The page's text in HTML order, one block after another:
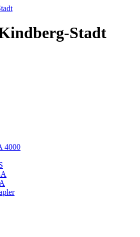
Stadt
4000